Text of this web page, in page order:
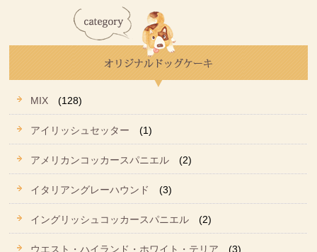
MIX (128)
アイリッシュセッター (1)
アメリカンコッカースパニエル (2)
イタリアングレーハウンド (3)
イングリッシュコッカースパニエル (2)
ウエスト・ハイランド・ホワイト・テリア (3)